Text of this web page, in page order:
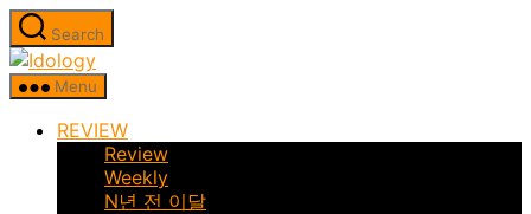
Skip
to
the
content
Search
Idology
Menu
REVIEW
Review
Weekly
N년 전 이달